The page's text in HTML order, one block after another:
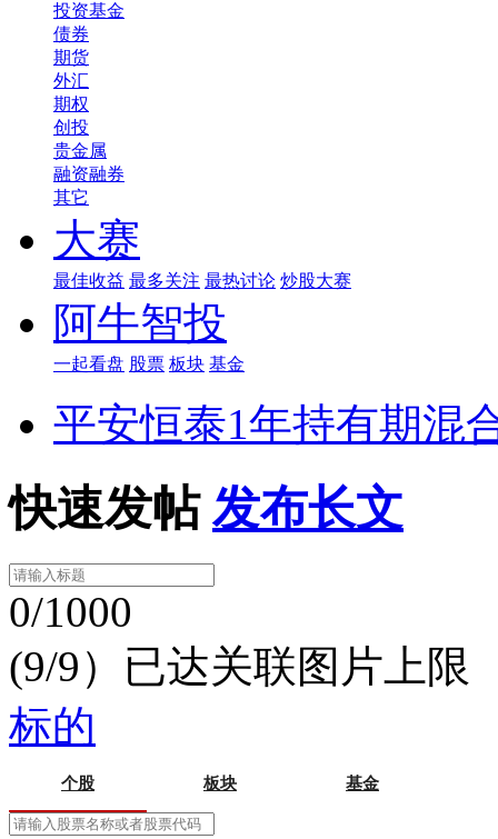
投资基金
债券
期货
外汇
期权
创投
贵金属
融资融券
其它
大赛
最佳收益 最多关注 最热讨论 炒股大赛
阿牛智投
一起看盘 股票 板块 基金
平安恒泰1年持有期混
快速发帖 发布长文
0/1000
(9/9）已达关联图片上限
标的
个股 板块 基金